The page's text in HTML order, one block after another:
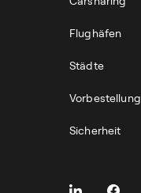
Flughäfen
Städte
Vorbestellung
Sicherheit